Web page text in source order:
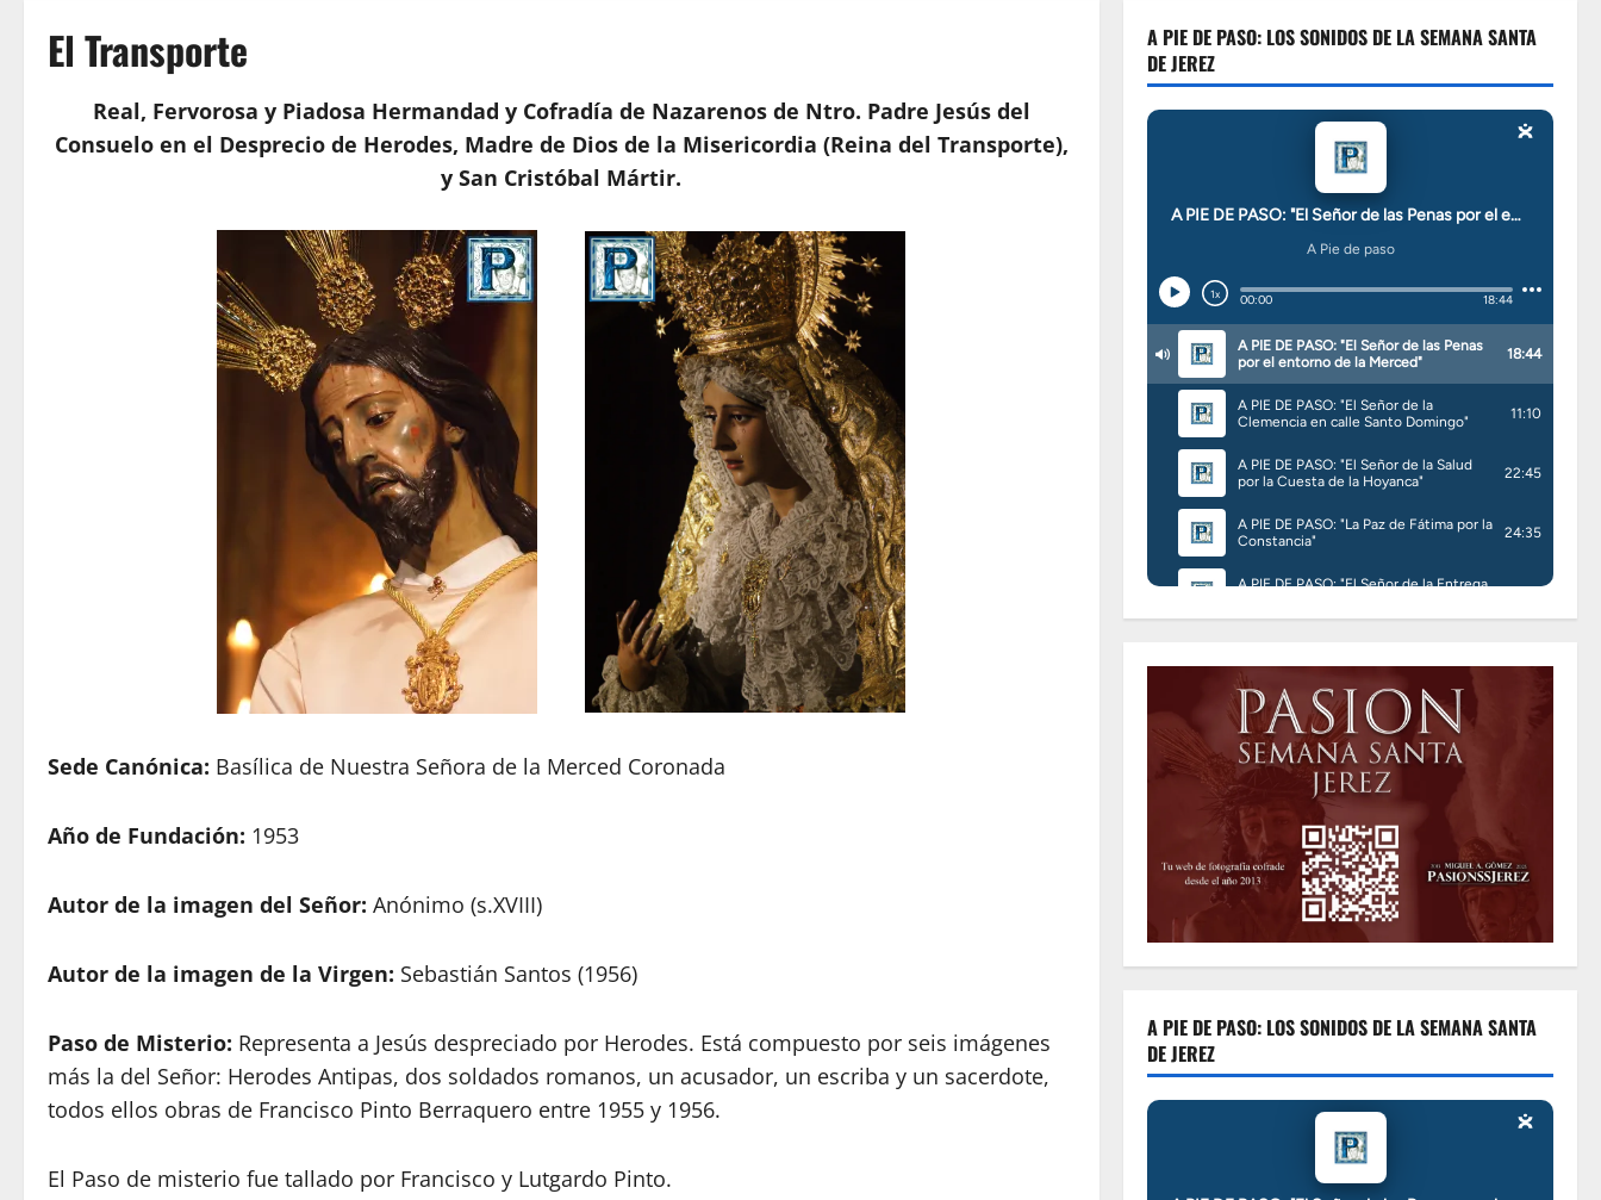
El Transporte
Real, Fervorosa y Piadosa Hermandad y Cofradía de Nazarenos de Ntro. Padre Jesús del
Consuelo en el Desprecio de Herodes, Madre de Dios de la Misericordia (Reina del Transporte),
y San Cristóbal Mártir.
Sede Canónica: Basílica de Nuestra Señora de la Merced Coronada
Año de Fundación: 1953
Autor de la imagen del Señor: Anónimo (s.XVIII)
Autor de la imagen de la Virgen: Sebastián Santos (1956)
Paso de Misterio: Representa a Jesús despreciado por Herodes. Está compuesto por seis imágenes
más la del Señor: Herodes Antipas, dos soldados romanos, un acusador, un escriba y un sacerdote,
todos ellos obras de Francisco Pinto Berraquero entre 1955 y 1956.
El Paso de misterio fue tallado por Francisco y Lutgardo Pinto.
A PIE DE PASO: LOS SONIDOS DE LA SEMANA SANTA
DE JEREZ
A PIE DE PASO: LOS SONIDOS DE LA SEMANA SANTA
DE JEREZ